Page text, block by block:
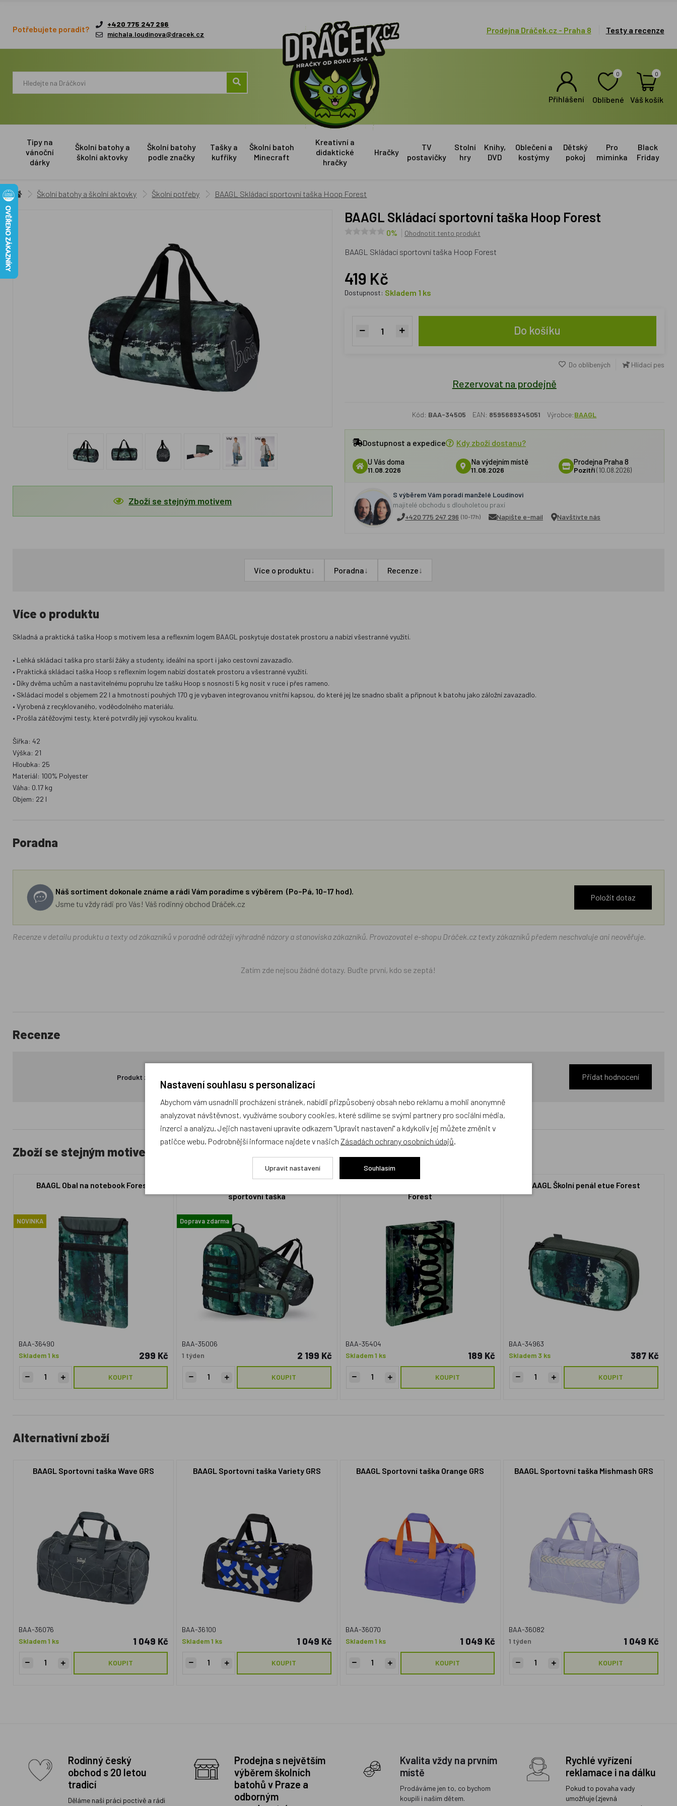
Potřebujete poradit?
+420 775 247 296
michala.loudinova@dracek.cz
Prodejna Dráček.cz - Praha 8 Testy a recenze
Přihlášení
0
Oblíbené
0
Váš košík
Tipy na
vánoční
dárky
Školní batohy a
školní aktovky
Školní batohy
podle značky
Tašky a
kufříky
Školní batoh
Minecraft
Kreativní a
didaktické
hračky
Hračky
TV
postavičky
Stolní
hry
Knihy,
DVD
Oblečení a
kostýmy
Dětský
pokoj
Pro
miminka
Black
Friday
Školní batohy a školní aktovky Školní potřeby BAAGL Skládací sportovní taška Hoop Forest
Zboží se stejným motivem
BAAGL Skládací sportovní taška Hoop Forest
0% Ohodnotit tento produkt
BAAGL Skládací sportovní taška Hoop Forest
419 Kč
Dostupnost: Skladem 1 ks
Do košíku
Do oblíbených Hlídací pes
Rezervovat na prodejně
Kód: BAA-34505 EAN: 8595689345051 Výrobce:BAAGL
Dostupnost a expedice Kdy zboží dostanu?
U Vás doma
11.08.2026
Na výdejním místě
11.08.2026
Prodejna Praha 8
Pozítří(10.08.2026)
S výběrem Vám poradí manželé Loudínovi
majitelé obchodu s dlouholetou praxí
+420 775 247 296 (10-17h) Napište e-mail Navštivte nás
Více o produktu↓ Poradna↓ Recenze↓
Více o produktu
Skladná a praktická taška Hoop s motivem lesa a reflexním logem BAAGL poskytuje dostatek prostoru a nabízí všestranné využití.
• Lehká skládací taška pro starší žáky a studenty, ideální na sport i jako cestovní zavazadlo.
• Praktická skládací taška Hoop s reflexním logem nabízí dostatek prostoru a všestranné využití.
• Díky dvěma uchům a nastavitelnému popruhu lze tašku Hoop s nosností 5 kg nosit v ruce i přes rameno.
• Skládací model s objemem 22 l a hmotností pouhých 170 g je vybaven integrovanou vnitřní kapsou, do které jej lze snadno sbalit a připnout k batohu jako záložní zavazadlo.
• Vyrobená z recyklovaného, voděodolného materiálu.
• Prošla zátěžovými testy, které potvrdily její vysokou kvalitu.
Šířka: 42
Výška: 21
Hloubka: 25
Materiál: 100% Polyester
Váha: 0.17 kg
Objem: 22 l
Poradna
Náš sortiment dokonale známe a rádi Vám poradíme s výběrem (Po–Pá, 10–17 hod).
Jsme tu vždy rádi pro Vás! Váš rodinný obchod Dráček.cz
Položit dotaz
Recenze v detailu produktu a texty od zákazníků v poradně odrážejí výhradně názory a stanoviska zákazníků. Provozovatel e-shopu Dráček.cz texty zákazníků předem neschvaluje ani neověřuje.
Zatím zde nejsou žádné dotazy. Buďte první, kdo se zeptá!
Recenze
Produkt zatím nemá žádné hodnocení, Přidat hodnocení
Zboží se stejným motivem
BAAGL Obal na notebook Forest
NOVINKA
BAA-36490
Skladem 1 ks
299 Kč
KOUPIT
sportovní taška
Doprava zdarma
BAA-35006
1 týden
2 199 Kč
KOUPIT
Forest
BAA-35404
Skladem 1 ks
189 Kč
KOUPIT
BAAGL Školní penál etue Forest
BAA-34963
Skladem 3 ks
387 Kč
KOUPIT
Alternativní zboží
BAAGL Sportovní taška Wave GRS
BAA-36076
Skladem 1 ks
1 049 Kč
KOUPIT
BAAGL Sportovní taška Variety GRS
BAA-36100
Skladem 1 ks
1 049 Kč
KOUPIT
BAAGL Sportovní taška Orange GRS
BAA-36070
Skladem 1 ks
1 049 Kč
KOUPIT
BAAGL Sportovní taška Mishmash GRS
BAA-36082
1 týden
1 049 Kč
KOUPIT
Rodinný český
obchod s 20 letou
tradicí
Děláme naši práci poctivě a rádi
Prodejna s největším
výběrem školních
batohů v Praze a
odborným
Kvalita vždy na prvním
místě
Prodáváme jen to, co bychom
koupili i našim dětem.
Rychlé vyřízení
reklamace i na dálku
Pokud to povaha vady
umožňuje (zjevná
Nastavení souhlasu s personalizací
Abychom vám usnadnili procházení stránek, nabídli přizpůsobený obsah nebo reklamu a mohli anonymně
analyzovat návštěvnost, využíváme soubory cookies, které sdílíme se svými partnery pro sociální média,
inzerci a analýzu. Jejich nastavení upravíte odkazem "Upravit nastavení" a kdykoliv jej můžete změnit v
patičce webu. Podrobnější informace najdete v našich Zásadách ochrany osobních údajů.
Upravit nastavení Souhlasím